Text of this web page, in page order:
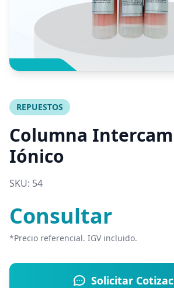
REPUESTOS
Columna
Iónico
SKU: 54
Consultar
*Precio referencial. IGV incluido.
Solicitar